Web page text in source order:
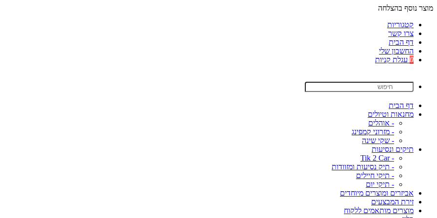
מוצר נוסף בהצלחה
קטגוריות
צרו קשר
דף הבית
החשבון שלי
0 עגלת קניות
דף הבית
מחנאות וטיולים
- אוהלים
- מזרוני קמפינג
- שקי שינה
תיקים ונסיעות
- Tik 2 Car
- תיק נסיעות ומזוודות
- תיקי חיילים
- תיקי יום
אביזרים ומוצרים מיוחדים
זירת המבצעים
מוצרים מותאמים ללקוח